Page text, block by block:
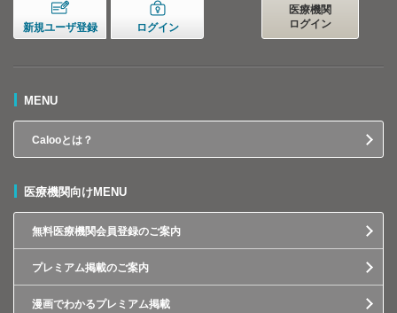
新規ユーザ登録 ログイン
医療機関
ログイン
MENU
Calooとは？
医療機関向けMENU
無料医療機関会員登録のご案内
プレミアム掲載のご案内
漫画でわかるプレミアム掲載